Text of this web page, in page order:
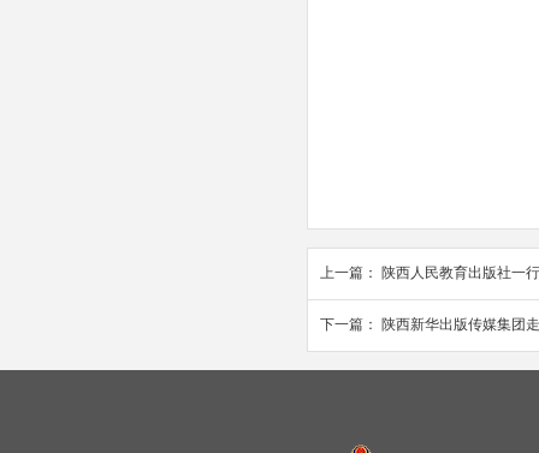
上一篇： 陕西人民教育出版社一
下一篇： 陕西新华出版传媒集团